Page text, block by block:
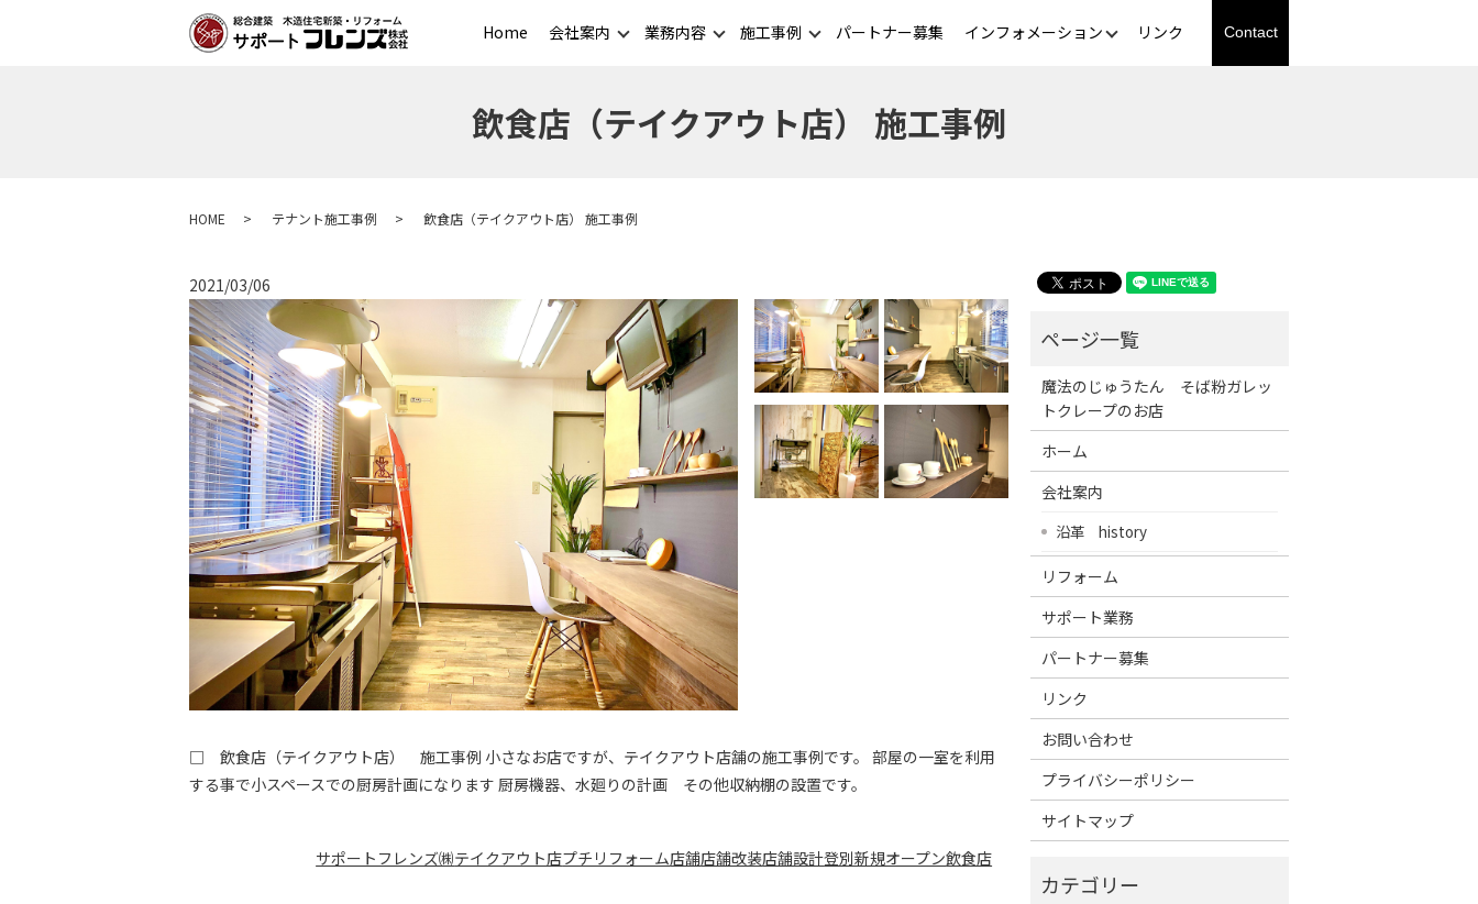
Home 会社案内 業務内容 施工事例 パートナー募集 インフォメーション リンク Contact
飲食店（テイクアウト店） 施工事例
HOME テナント施工事例 飲食店（テイクアウト店） 施工事例
2021/03/06
□ 飲食店（テイクアウト店） 施工事例 小さなお店ですが、テイクアウト店舗の施工事例です。 部屋の一室を利用
する事で小スペースでの厨房計画になります 厨房機器、水廻りの計画 その他収納棚の設置です。
サポートフレンズ㈱テイクアウト店プチリフォーム店舗店舗改装店舗設計登別新規オープン飲食店
魔法のじゅうたん そば粉ガレッ
トクレープのお店
ホーム
会社案内
沿革 history
リフォーム
サポート業務
パートナー募集
リンク
お問い合わせ
プライバシーポリシー
サイトマップ